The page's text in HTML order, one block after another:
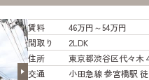
賃料
46万円～54万円
間取り
2LDK
住所
東京都渋谷区代々木
交通
小田急線 参宮橋駅